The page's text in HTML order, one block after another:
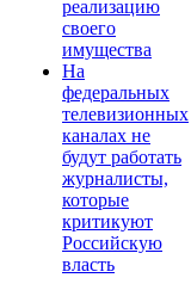
реализацию
своего
имущества
На
федеральных
телевизионных
каналах не
будут работать
журналисты,
которые
критикуют
Российскую
власть